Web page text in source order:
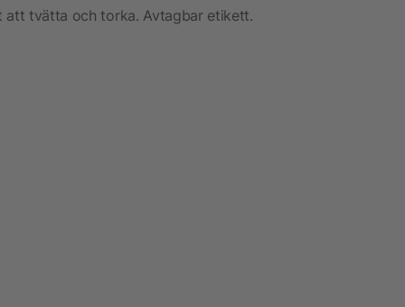
att tvätta och torka. Avtagbar etikett.